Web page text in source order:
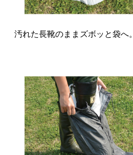
汚れた長靴のままズボッと袋へ。